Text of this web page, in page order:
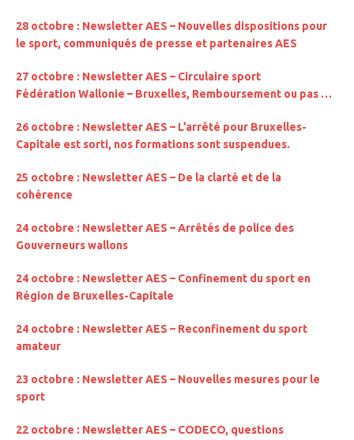
28 octobre : Newsletter AES – Nouvelles dispositions pour
le sport, communiqués de presse et partenaires AES
27 octobre : Newsletter AES – Circulaire sport
Fédération Wallonie – Bruxelles, Remboursement ou pas …
26 octobre : Newsletter AES – L’arrêté pour Bruxelles-
Capitale est sorti, nos formations sont suspendues.
25 octobre : Newsletter AES – De la clarté et de la
cohérence
24 octobre : Newsletter AES – Arrêtés de police des
Gouverneurs wallons
24 octobre : Newsletter AES – Confinement du sport en
Région de Bruxelles-Capitale
24 octobre : Newsletter AES – Reconfinement du sport
amateur
23 octobre : Newsletter AES – Nouvelles mesures pour le
sport
22 octobre : Newsletter AES – CODECO, questions